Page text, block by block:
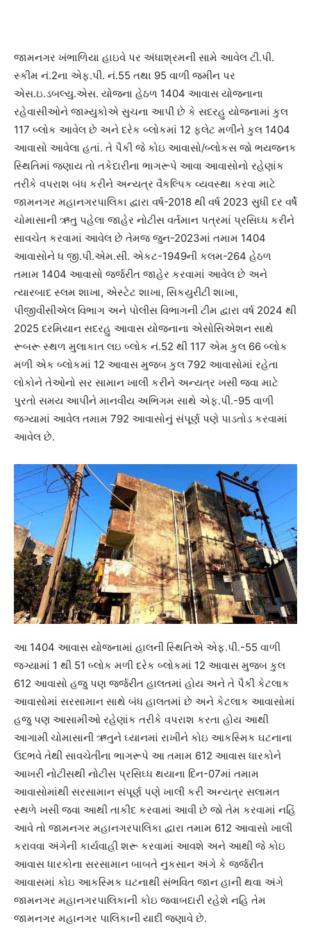
જામનગર ખંભાળિયા હાઇવે પર અંધાશ્રમની સામે આવેલ ટી.પી.
સ્કીમ નં.2ના એફ.પી. નં.55 તથા 95 વાળી જમીન પર
એસ.ઇ.ડબલ્યુ.એસ. યોજના હેઠળ 1404 આવાસ યોજનાના
રહેવાસીઓને જામ્યુકોએ સુચના આપી છે કે સદરહુ યોજનામાં કુલ
117 બ્લોક આવેલ છે અને દરેક બ્લોકમાં 12 ફલેટ મળીને કુલ 1404
આવાસો આવેલા હતાં. તે પૈકી જે કોઇ આવાસો/બ્લોકસ જો ભયજનક
સ્થિતિમાં જણાય તો તકેદારીના ભાગરૂપે આવા આવાસોનો રહેણાંક
તરીકે વપરાશ બંધ કરીને અન્યત્ર વૈકલ્પિક વ્યવસ્થા કરવા માટે
જામનગર મહાનગરપાલિકા દ્વારા વર્ષ-2018 થી વર્ષ 2023 સુધી દર વર્ષે
ચોમાસાની ઋતુ પહેલા જાહેર નોટીસ વર્તમાન પત્રમાં પ્રસિઘ્ધ કરીને
સાવચેત કરવામાં આવેલ છે તેમજ જુન-2023માં તમામ 1404
આવાસોને ધ જી.પી.એમ.સી. એકટ-1949ની કલમ-264 હેઠળ
તમામ 1404 આવાસો જર્જરીત જાહેર કરવામાં આવેલ છે અને
ત્યારબાદ સ્લમ શાખા, એસ્ટેટ શાખા, સિકયુરીટી શાખા,
પીજીવીસીએલ વિભાગ અને પોલીસ વિભાગની ટીમ દ્વારા વર્ષ 2024 થી
2025 દરમિયાન સદરહુ આવાસ યોજનાના એસોસિએશન સાથે
રૂબરૂ સ્થળ મુલાકાત લઇ બ્લોક નં.52 થી 117 એમ કુલ 66 બ્લોક
મળી એક બ્લોકમાં 12 આવાસ મુજબ કુલ 792 આવાસોમાં રહેતા
લોકોને તેઓનો સર સામાન ખાલી કરીને અન્યત્ર ખસી જવા માટે
પુરતો સમય આપીને માનવીય અભિગમ સાથે એફ.પી.-95 વાળી
જગ્યામાં આવેલ તમામ 792 આવાસોનું સંપૂર્ણ પણે પાડતોડ કરવામાં
આવેલ છે.
આ 1404 આવાસ યોજનામાં હાલની સ્થિતિએ એફ.પી.-55 વાળી
જગ્યામાં 1 થી 51 બ્લોક મળી દરેક બ્લોકમાં 12 આવાસ મુજબ કુલ
612 આવાસો હજુ પણ જર્જરીત હાલતમાં હોય અને તે પૈકી કેટલાક
આવાસોમાં સરસામાન સાથે બંધ હાલતમાં છે અને કેટલાક આવાસોમાં
હજુ પણ આસામીઓ રહેણાંક તરીકે વપરાશ કરતા હોય આથી
આગામી ચોમાસાની ઋતુને ઘ્યાનમાં રાખીને કોઇ આકસ્મિક ઘટનાના
ઉદભવે તેથી સાવચેતીના ભાગરૂપે આ તમામ 612 આવાસ ધારકોને
આખરી નોટીસથી નોટીસ પ્રસિઘ્ધ થયાના દિન-07માં તમામ
આવાસોમાંથી સરસામાન સંપૂર્ણ પણે ખાલી કરી અન્યત્ર સલામત
સ્થળે ખસી જવા આથી તાકીદ કરવામાં આવી છે જો તેમ કરવામાં નહિં
આવે તો જામનગર મહાનગરપાલિકા દ્વારા તમામ 612 આવાસો ખાલી
કરાવવા અંગેની કાર્યવાહી શરૂ કરવામાં આવશે અને આથી જે કોઇ
આવાસ ધારકોના સરસામાન બાબતે નુકસાન અંગે કે જર્જરીત
આવાસમાં કોઇ આકસ્મિક ઘટનાથી સંભવિત જાન હાની થવા અંગે
જામનગર મહાનગરપાલિકાની કોઇ જવાબદારી રહેશે નહિ તેમ
જામનગર મહાનગર પાલિકાની યાદી જણાવે છે.